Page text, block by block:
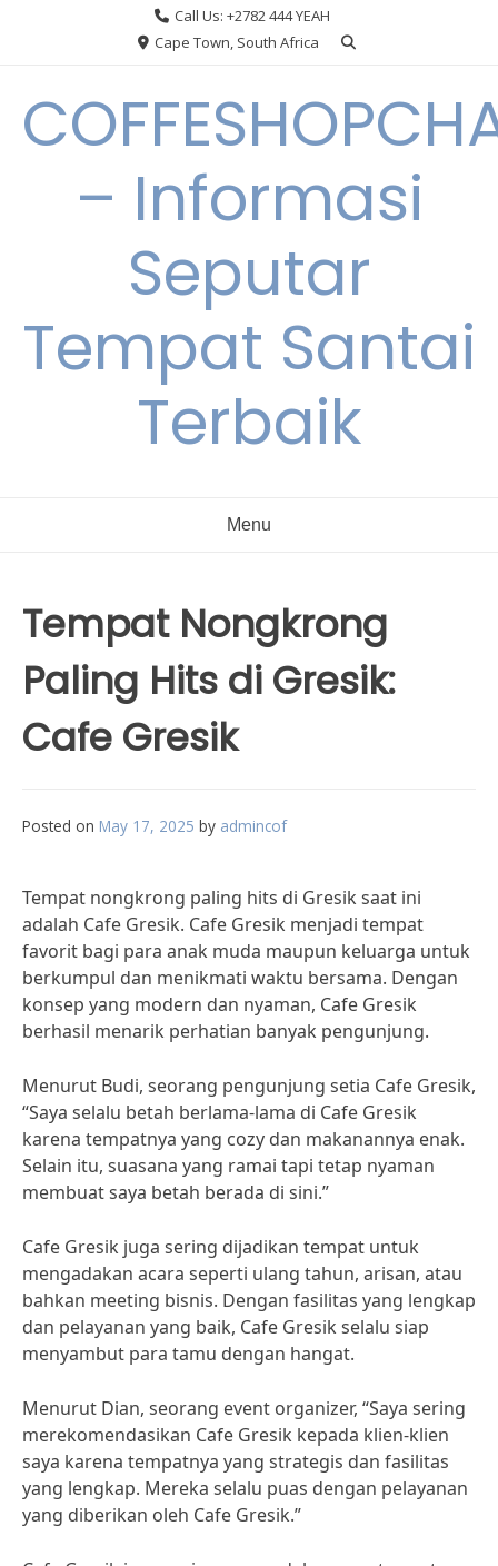
Call Us: +2782 444 YEAH
Cape Town, South Africa
– Informasi
Seputar
Tempat Santai
Terbaik
Menu
Tempat Nongkrong
Paling Hits di Gresik:
Cafe Gresik
Posted on May 17, 2025 by admincof
Tempat nongkrong paling hits di Gresik saat ini
adalah Cafe Gresik. Cafe Gresik menjadi tempat
favorit bagi para anak muda maupun keluarga untuk
berkumpul dan menikmati waktu bersama. Dengan
konsep yang modern dan nyaman, Cafe Gresik
berhasil menarik perhatian banyak pengunjung.
Menurut Budi, seorang pengunjung setia Cafe Gresik,
“Saya selalu betah berlama-lama di Cafe Gresik
karena tempatnya yang cozy dan makanannya enak.
Selain itu, suasana yang ramai tapi tetap nyaman
membuat saya betah berada di sini.”
Cafe Gresik juga sering dijadikan tempat untuk
mengadakan acara seperti ulang tahun, arisan, atau
bahkan meeting bisnis. Dengan fasilitas yang lengkap
dan pelayanan yang baik, Cafe Gresik selalu siap
menyambut para tamu dengan hangat.
Menurut Dian, seorang event organizer, “Saya sering
merekomendasikan Cafe Gresik kepada klien-klien
saya karena tempatnya yang strategis dan fasilitas
yang lengkap. Mereka selalu puas dengan pelayanan
yang diberikan oleh Cafe Gresik.”